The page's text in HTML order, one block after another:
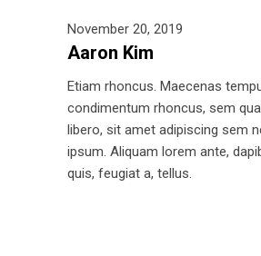
November 20, 2019
Aaron Kim
Etiam rhoncus. Maecenas
condimentum rhoncus, sem
libero, sit amet adipiscing sem
ipsum. Aliquam lorem ante,
quis, feugiat a, tellus.